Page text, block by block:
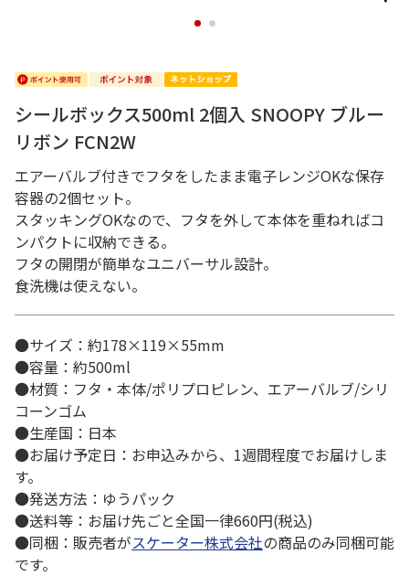
1 2
シールボックス500ml 2個入 SNOOPY ブルー
リボン FCN2W
エアーバルブ付きでフタをしたまま電子レンジOKな保存
容器の2個セット。
スタッキングOKなので、フタを外して本体を重ねればコ
ンパクトに収納できる。
フタの開閉が簡単なユニバーサル設計。
食洗機は使えない。
●サイズ：約178×119×55mm
●容量：約500ml
●材質：フタ・本体/ポリプロピレン、エアーバルブ/シリ
コーンゴム
●生産国：日本
●お届け予定日：お申込みから、1週間程度でお届けしま
す。
●発送方法：ゆうパック
●送料等：お届け先ごと全国一律660円(税込)
●同梱：販売者がスケーター株式会社の商品のみ同梱可能
です。